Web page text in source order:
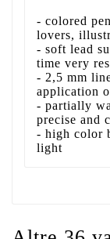
- colored
lovers,
- soft lead
time very
- 2,5 mm
application
- partially
precise and
- high color
light